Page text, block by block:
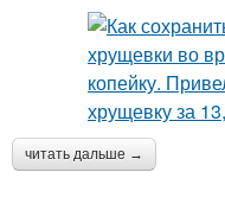
читать дальше →